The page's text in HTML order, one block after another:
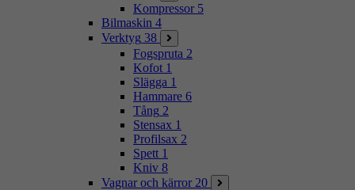
Kompressor 5
Bilmaskin 4
Verktyg 38
Fogspruta 2
Kofot 1
Slägga 1
Hammare 6
Tång 2
Stensax 1
Profilsax 2
Spett 1
Kniv 8
Vagnar och kärror 20